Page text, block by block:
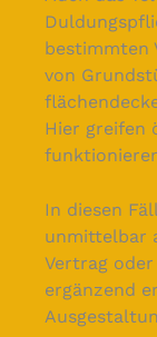
bestimmten
von
Hier greifen
In diesen
unmittelbar
Vertrag
ergänzend